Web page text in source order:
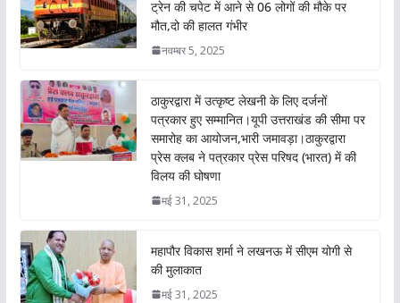
ट्रेन की चपेट में आने से 06 लोगों की मौके पर
मौत,दो की हालत गंभीर
नवम्बर 5, 2025
ठाकुरद्वारा में उत्कृष्ट लेखनी के लिए दर्जनों
पत्रकार हुए सम्मानित।यूपी उत्तराखंड की सीमा पर
समारोह का आयोजन,भारी जमावड़ा।ठाकुरद्वारा
प्रेस क्लब ने पत्रकार प्रेस परिषद (भारत) में की
विलय की घोषणा
मई 31, 2025
महापौर विकास शर्मा ने लखनऊ में सीएम योगी से
की मुलाकात
मई 31, 2025